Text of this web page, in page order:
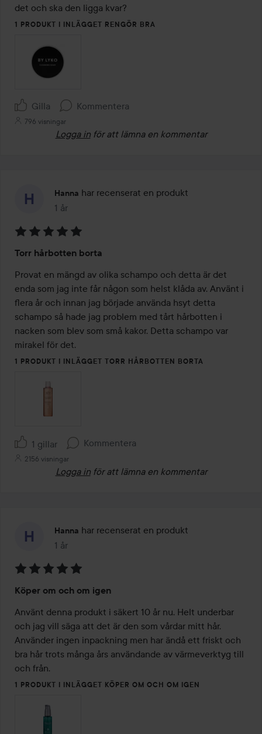
det och ska den ligga kvar?
1 PRODUKT I INLÄGGET RENGÖR BRA
Gilla Kommentera
796 visningar
Logga in för att lämna en kommentar
Hanna har recenserat en produkt
1 år
Inlägget skapades 1 år
5
av
5
Torr hårbotten borta
Provat en mängd av olika schampo och detta är det
enda som jag inte får någon som helst klåda av. Använt i
flera år och innan jag började använda hsyt detta
schampo så hade jag problem med tårt hårbotten i
nacken som blev som små kakor. Detta schampo var
mirakel för det.
1 PRODUKT I INLÄGGET TORR HÅRBOTTEN BORTA
1 gillar Kommentera
2156 visningar
Logga in för att lämna en kommentar
Hanna har recenserat en produkt
1 år
Inlägget skapades 1 år
5
av
5
Köper om och om igen
Använt denna produkt i säkert 10 år nu. Helt underbar
och jag vill säga att det är den som vårdar mitt hår.
Använder ingen inpackning men har ändå ett friskt och
bra hår trots många års användande av värmeverktyg till
och från.
1 PRODUKT I INLÄGGET KÖPER OM OCH OM IGEN